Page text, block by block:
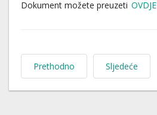
Dokument možete preuzeti OVDJE
Prethodno Sljedeće